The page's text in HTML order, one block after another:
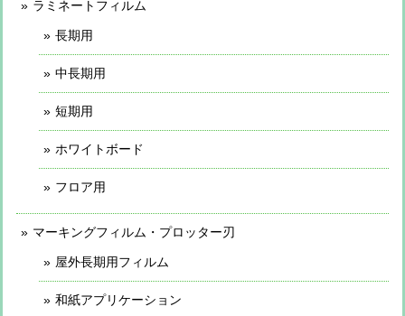
ラミネートフィルム
長期用
中長期用
短期用
ホワイトボード
フロア用
マーキングフィルム・プロッター刃
屋外長期用フィルム
和紙アプリケーション